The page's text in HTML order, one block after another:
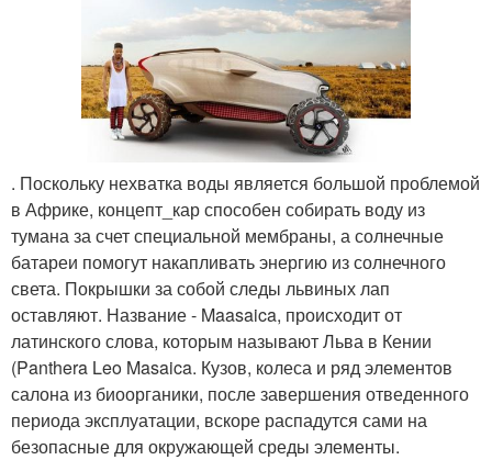
. Поскольку нехватка воды является большой проблемой
в Африке, концепт_кар способен собирать воду из
тумана за счет специальной мембраны, а солнечные
батареи помогут накапливать энергию из солнечного
света. Покрышки за собой следы львиных лап
оставляют. Название - Maasaica, происходит от
латинского слова, которым называют Льва в Кении
(Panthera Leo Masaica. Кузов, колеса и ряд элементов
салона из биоорганики, после завершения отведенного
периода эксплуатации, вскоре распадутся сами на
безопасные для окружающей среды элементы.